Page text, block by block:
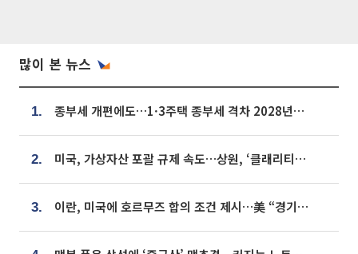
많이 본 뉴스
1. 종부세 개편에도…1·3주택 종부세 격차 2028년부터 확대
2. 미국, 가상자산 포괄 규제 속도…상원, ‘클래리티법’ 9월 절차투표 추진
3. 이란, 미국에 호르무즈 합의 조건 제시…美 “경기 아직 안 끝나” [종합]